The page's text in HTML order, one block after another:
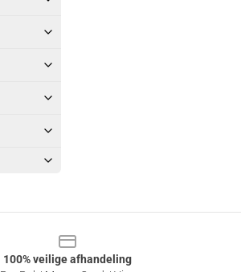
100% veilige afhandeling